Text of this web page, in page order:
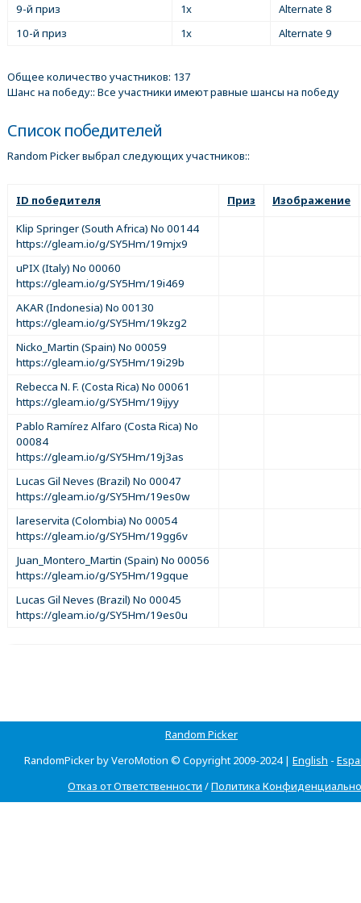
9-й приз
1x
Alternate 8
10-й приз
1x Alternate 9
Общее количество участников: 137
Шанс на победу:: Все участники имеют равные шансы на победу
Список победителей
Random Picker выбрал следующих участников::
ID победителя Приз
Изображение
Klip Springer (South Africa) No 00144
https://gleam.io/g/SY5Hm/19mjx9
uPIX (Italy) No 00060
https://gleam.io/g/SY5Hm/19i469
AKAR (Indonesia) No 00130
https://gleam.io/g/SY5Hm/19kzg2
Nicko_Martin (Spain) No 00059
https://gleam.io/g/SY5Hm/19i29b
Rebecca N. F. (Costa Rica) No 00061
https://gleam.io/g/SY5Hm/19ijyy
Pablo Ramírez Alfaro (Costa Rica) No
00084
https://gleam.io/g/SY5Hm/19j3as
Lucas Gil Neves (Brazil) No 00047
https://gleam.io/g/SY5Hm/19es0w
lareservita (Colombia) No 00054
https://gleam.io/g/SY5Hm/19gg6v
Juan_Montero_Martin (Spain) No 00056
https://gleam.io/g/SY5Hm/19gque
Lucas Gil Neves (Brazil) No 00045
https://gleam.io/g/SY5Hm/19es0u
Random Picker
RandomPicker by VeroMotion © Copyright 2009-2024 | English -
Отказ от Ответственности /Политика